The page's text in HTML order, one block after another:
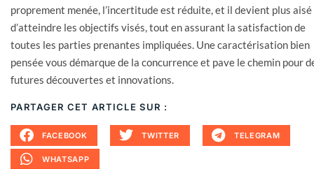
proprement menée, l’incertitude est réduite, et il devient plus aisé
d’atteindre les objectifs visés, tout en assurant la satisfaction de
toutes les parties prenantes impliquées. Une caractérisation bien
pensée vous démarque de la concurrence et pave le chemin pour
futures découvertes et innovations.
PARTAGER CET ARTICLE SUR :
FACEBOOK TWITTER TELEGRAM
WHATSAPP